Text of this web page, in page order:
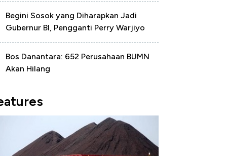
Begini Sosok yang Diharapkan Jadi
Gubernur BI, Pengganti Perry Warjiyo
Bos Danantara: 652 Perusahaan BUMN
Akan Hilang